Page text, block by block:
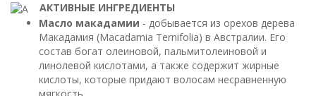
АКТИВНЫЕ ИНГРЕДИЕНТЫ
Масло макадамии - добывается из орехов дерева
Макадамия (Macadamia Ternifolia) в Австралии. Его
состав богат олеиновой, пальмитолеиновой и
линолевой кислотами, а также содержит жирные
кислоты, которые придают волосам несравненную
мягкость.